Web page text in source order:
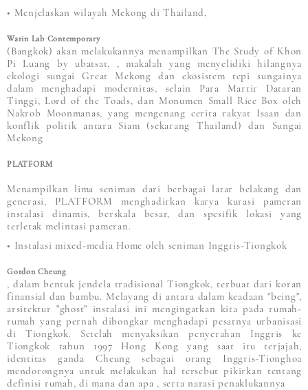
• Menjelaskan wilayah Mekong di Thailand,
Warin Lab Contemporary
(Bangkok) akan melakukannya menampilkan The Study of Khon
Pi Luang by ubatsat, , makalah yang menyelidiki hilangnya
ekologi sungai Great Mekong dan ekosistem tepi sungainya
dalam menghadapi modernitas, selain Para Martir Dataran
Tinggi, Lord of the Toads, dan Monumen Small Rice Box oleh
Nakrob Moonmanas, yang mengenang cerita rakyat Isaan dan
konflik politik antara Siam (sekarang Thailand) dan Sungai
Mekong
PLATFORM
Menampilkan lima seniman dari berbagai latar belakang dan
generasi, PLATFORM menghadirkan karya kurasi pameran
instalasi dinamis, berskala besar, dan spesifik lokasi yang
terletak melintasi pameran.
• Instalasi mixed-media Home oleh seniman Inggris-Tiongkok
Gordon Cheung
, dalam bentuk jendela tradisional Tiongkok, terbuat dari koran
finansial dan bambu. Melayang di antara dalam keadaan "being",
arsitektur "ghost" instalasi ini mengingatkan kita pada rumah-
rumah yang pernah dibongkar menghadapi pesatnya urbanisasi
di Tiongkok. Setelah menyaksikan penyerahan Inggris ke
Tiongkok tahun 1997 Hong Kong yang saat itu terjajah,
identitas ganda Cheung sebagai orang Inggris-Tionghoa
mendorongnya untuk melakukan hal tersebut pikirkan tentang
definisi rumah, di mana dan apa , serta narasi penaklukannya